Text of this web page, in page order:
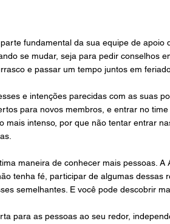
fundamental da sua equipe de
se mudar, seja para pedir conselhos
e passar um tempo juntos em
e intenções parecidas com as suas
para novos membros, e entrar no
mais intenso, por que não tentar entrar
maneira de conhecer mais pessoas.
tenha fé, participar de algumas
semelhantes. E você pode descobrir
para as pessoas ao seu redor,